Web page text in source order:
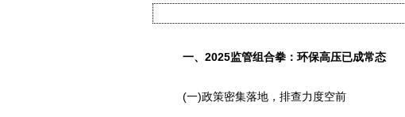
一、2025监管组合拳：环保高压已成常态
(一)政策密集落地，排查力度空前